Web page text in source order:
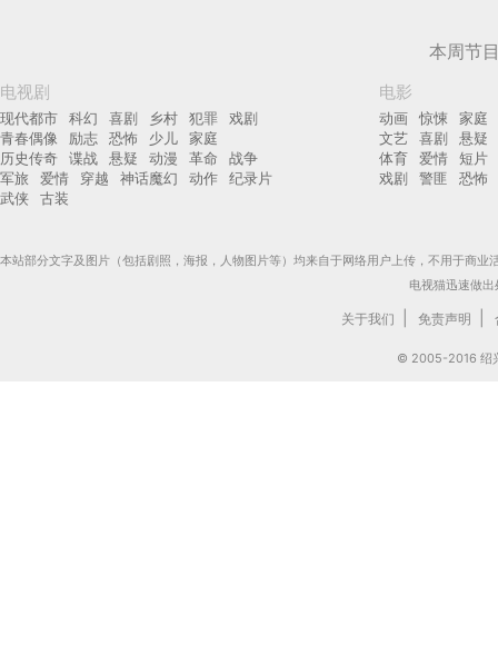
本周节
电视剧
现代都市 科幻 喜剧 乡村 犯罪
戏剧
青春偶像
励志 恐怖 少儿
家庭
历史传奇
谍战 悬疑 动漫 革命
战争
军旅
爱情 穿越 神话魔幻 动作
纪录片
武侠
古装
电影
动画 惊悚
家庭
文艺
喜剧
悬疑
体育
爱情
短片
戏剧
警匪 恐怖
本站部分文字及图片（包括剧照，海报，人物图片等）均来自于网络用户上传，不用于商
电视猫迅速做
关于我们 免责声明
© 2005-2016 绍